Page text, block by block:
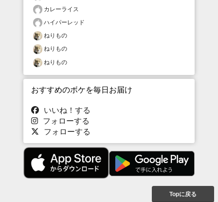
カレーライス
ハイパーレッド
ねりもの
ねりもの
ねりもの
おすすめのボケを毎日お届け
いいね！する
フォローする
フォローする
Topに戻る